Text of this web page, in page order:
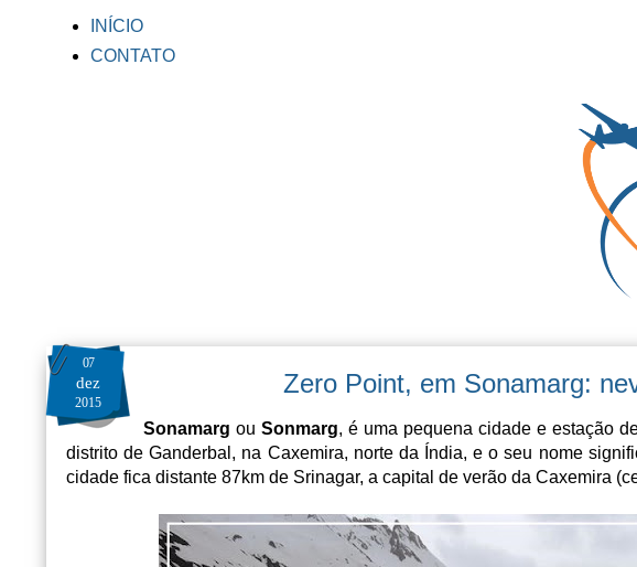
INÍCIO
CONTATO
07
dez
2015
Zero Point, em Sonamarg:
Sonamarg ou Sonmarg, é uma pequena cidade e estação
distrito de Ganderbal, na Caxemira, norte da Índia, e o seu nome
cidade fica distante 87km de Srinagar, a capital de verão da Caxemira